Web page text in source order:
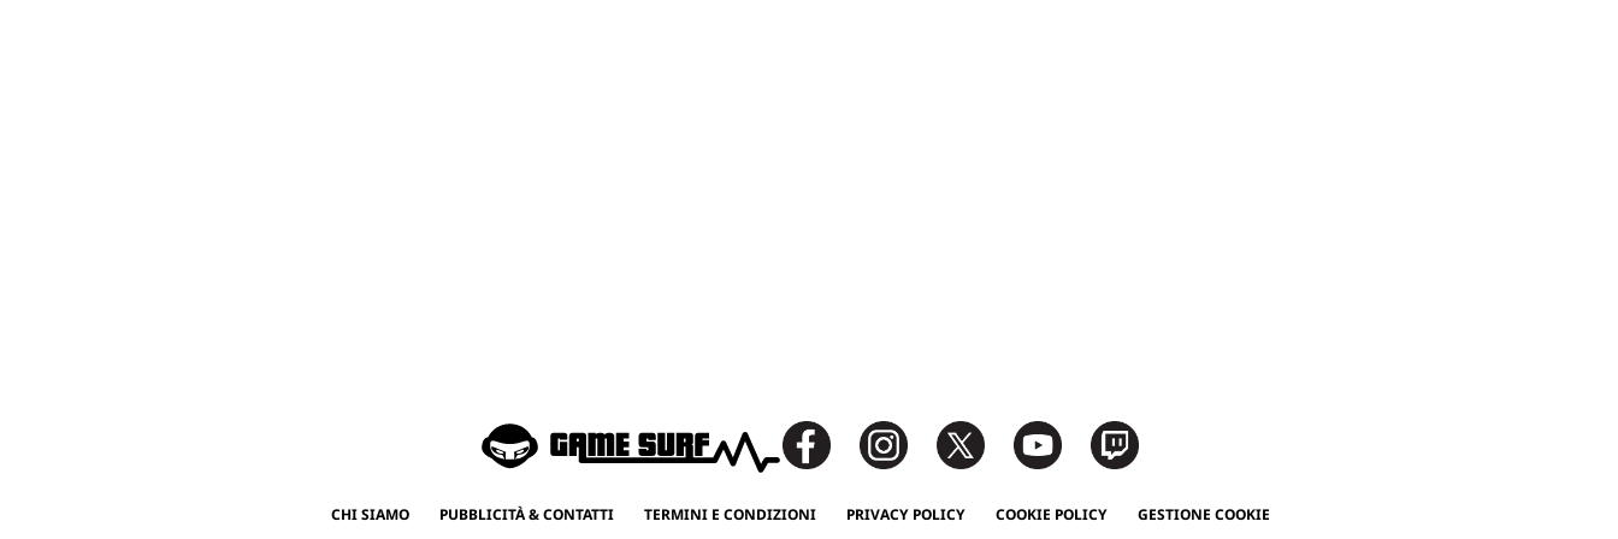
CHI SIAMO PUBBLICITÀ & CONTATTI TERMINI E CONDIZIONI PRIVACY POLICY COOKIE POLICY GESTIONE COOKIE